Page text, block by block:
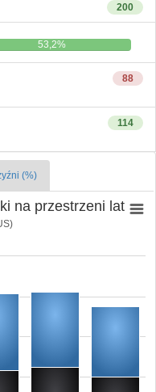
200
53,2%
88
114
(%)
na przestrzeni lat